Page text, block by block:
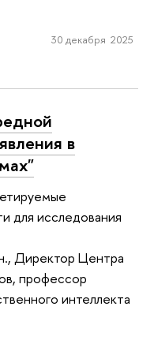
30 декабря 2025
в
для исследования
Директор Центра
профессор
интеллекта